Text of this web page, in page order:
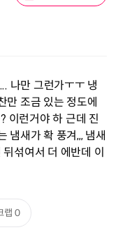
나만 그런가ㅜㅜ 냉
만 조금 있는 정도에
이런거야 하 근데 진
냄새가 확 풍겨,,, 냄새
섞여서 더 에반데 이
랩 0